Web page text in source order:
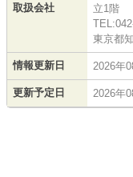
取扱会社
立1階
東京都
情報更新日 2026年
更新予定日 2026年